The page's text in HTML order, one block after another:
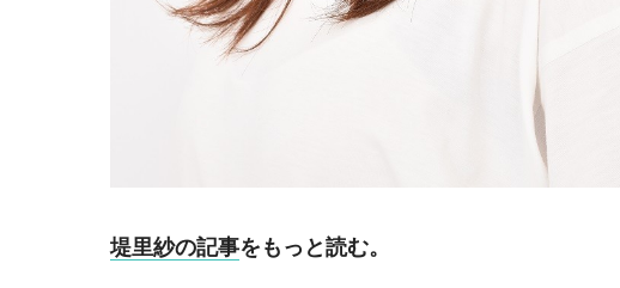
堤里紗の記事をもっと読む。